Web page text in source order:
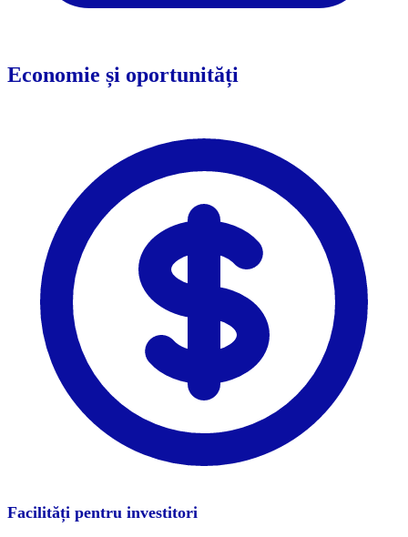
Economie și oportunități
Facilități pentru investitori